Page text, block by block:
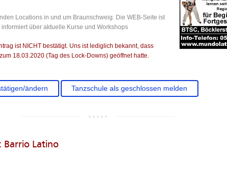
Locations in und um Braunschweig. Die WEB-Seite ist
über aktuelle Kurse und Workshops
ist NICHT bestätigt. Uns ist lediglich bekannt, dass
18.03.2020 (Tag des Lock-Downs) geöffnet hatte.
ändern Tanzschule als geschlossen melden
Barrio Latino